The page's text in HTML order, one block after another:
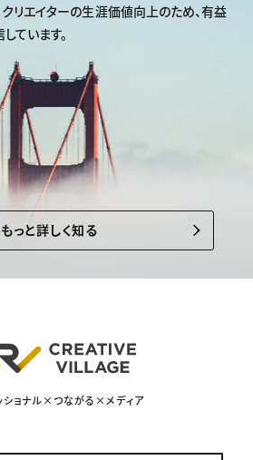
クリエイターの生涯価値向上のため、有益
ています。
もっと詳しく知る
ショナル×つながる×メディア